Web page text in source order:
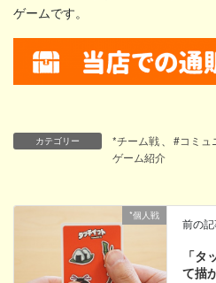
ゲームです。
カテゴリー *チーム戦 #コミュ
ゲーム紹介
*個人戦
前の
「
て描